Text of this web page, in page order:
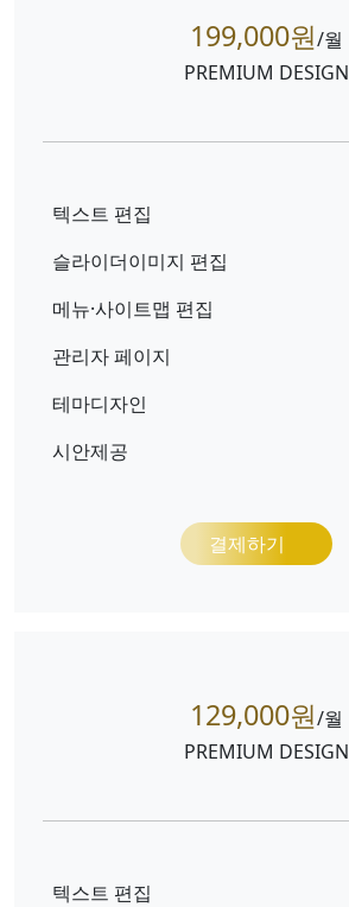
199,000원/월
PREMIUM DESIGN
텍스트 편집
슬라이더이미지 편집
메뉴·사이트맵 편집
관리자 페이지
테마디자인
시안제공
결제하기
129,000원/월
PREMIUM DESIGN
텍스트 편집